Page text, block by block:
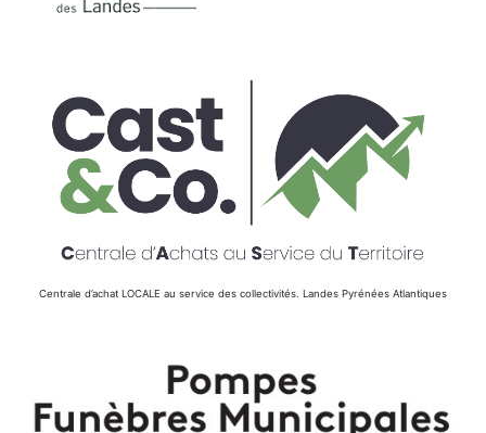
Centrale d’achat LOCALE au service des collectivités. Landes Pyrénées Atlantiques